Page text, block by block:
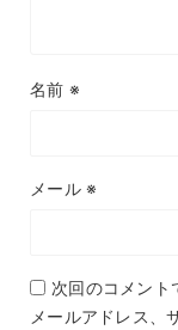
名前 ※
メール※
次回のコメント
メールアドレス、